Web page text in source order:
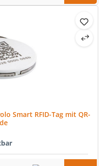
Smart RFID-Tag mit QR-